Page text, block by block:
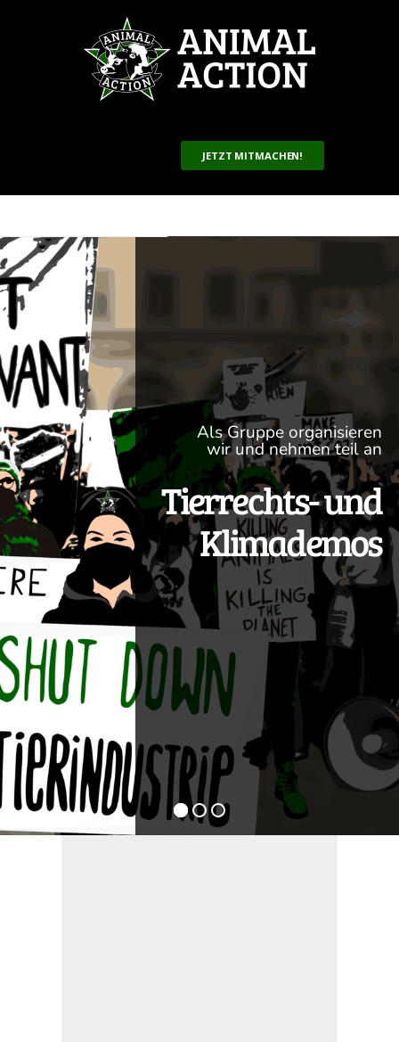
JETZT MITMACHEN!
Als Gruppe organisieren
wir und nehmen teil an
Tierrechts- und
Klimademos